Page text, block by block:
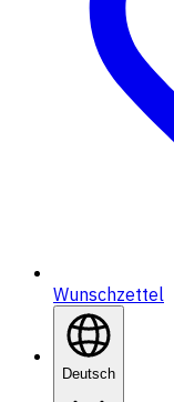
Wunschzettel
Deutsch